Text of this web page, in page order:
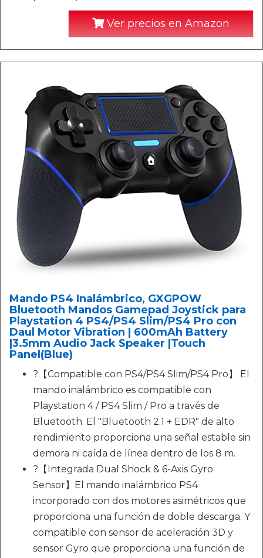
Ver precios en Amazon
Mando PS4 Inalámbrico, GXGPOW
Bluetooth Mandos Gamepad Joystick para
Playstation 4 PS4/PS4 Slim/PS4 Pro con
Daul Motor Vibration | 600mAh Battery
|3.5mm Audio Jack Speaker |Touch
Panel(Blue)
?【Compatible con PS4/PS4 Slim/PS4 Pro】 El
mando inalámbrico es compatible con
Playstation 4 / PS4 Slim / Pro a través de
Bluetooth. El "Bluetooth 2.1 + EDR" de alto
rendimiento proporciona una señal estable sin
demora ni caída de línea dentro de los 8 m.
?【Integrada Dual Shock & 6-Axis Gyro
Sensor】El mando inalámbrico PS4
incorporado con dos motores asimétricos que
proporciona una función de doble descarga. Y
compatible con sensor de aceleración 3D y
sensor Gyro que proporciona una función de